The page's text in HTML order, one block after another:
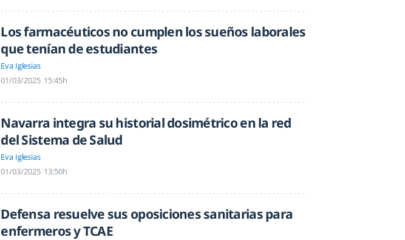
Los farmacéuticos no cumplen los sueños laborales
que tenían de estudiantes
Eva Iglesias
01/03/2025 15:45h
Navarra integra su historial dosimétrico en la red
del Sistema de Salud
Eva Iglesias
01/03/2025 13:50h
Defensa resuelve sus oposiciones sanitarias para
enfermeros y TCAE